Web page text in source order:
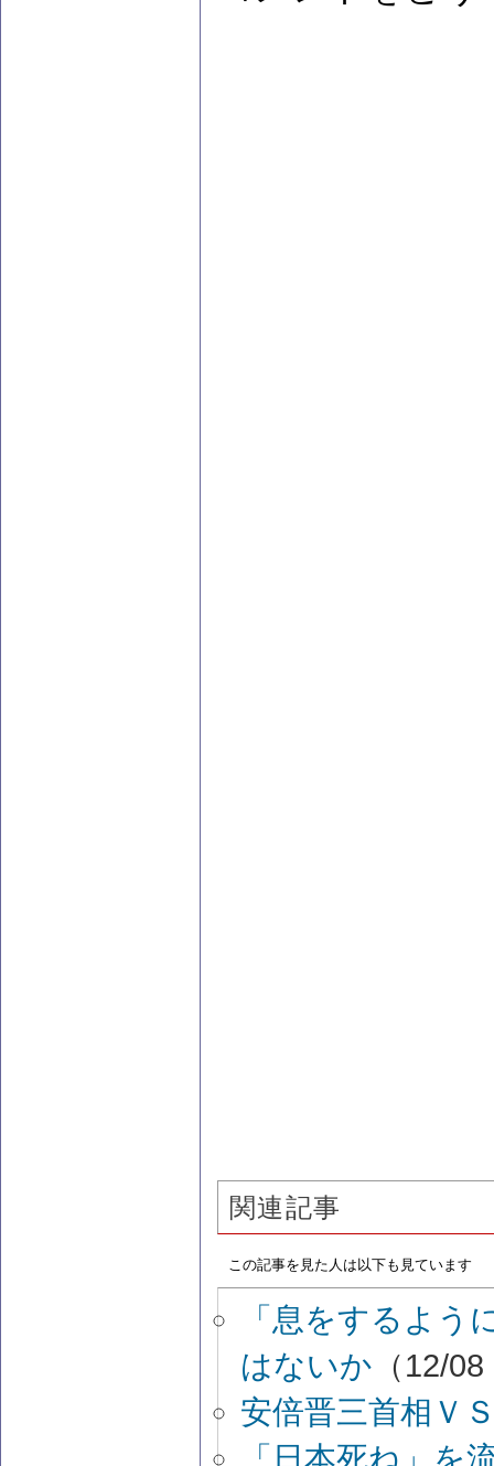
関連記事
この記事を見た人は以下も見ています
「息をするよう
はないか （12/
安倍晋三首相Ｖ
「日本死ね」を